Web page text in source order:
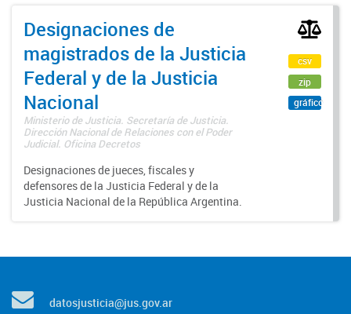
Designaciones de
magistrados de la Justicia
Federal y de la Justicia
Nacional
Ministerio de Justicia. Secretaría de Justicia.
Dirección Nacional de Relaciones con el Poder
Judicial. Oficina Decretos
Designaciones de jueces, fiscales y
defensores de la Justicia Federal y de la
Justicia Nacional de la República Argentina.
csv
zip
gráfico
datosjusticia@jus.gov.ar